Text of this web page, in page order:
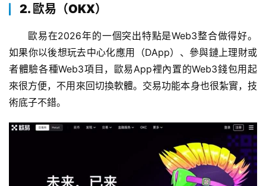
2. 歐易（OKX）
歐易在2026年的一個突出特點是Web3整合做得好。
如果你以後想玩去中心化應用（DApp）、參與鏈上理財或
者體驗各種Web3項目，歐易App裡內置的Web3錢包用起
來很方便，不用來回切換軟體。交易功能本身也很紮實，技
術底子不錯。